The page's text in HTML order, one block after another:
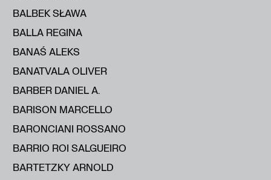
BALBEK SŁAWA
BALLA REGINA
BANAŚ ALEKS
BANATVALA OLIVER
BARBER DANIEL A.
BARISON MARCELLO
BARONCIANI ROSSANO
BARRIO ROI SALGUEIRO
BARTETZKY ARNOLD